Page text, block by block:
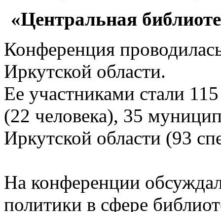
«Центральная
Конференция
Иркутской области.
Ее участниками стали
(22 человека), 35
Иркутской области (93
На конференции
политики в сфере